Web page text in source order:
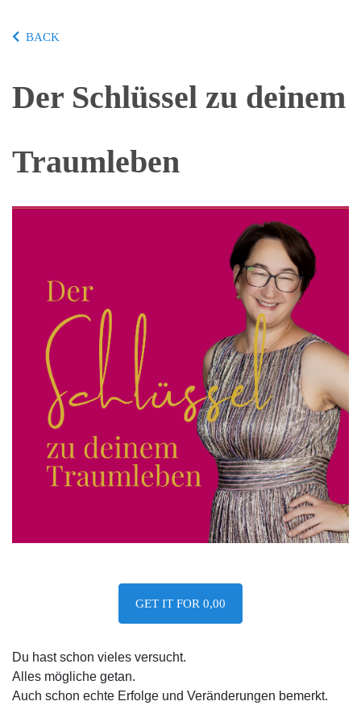
BACK
Der Schlüssel zu deinem
Traumleben
GET IT FOR 0,00
Du hast schon vieles versucht.
Alles mögliche getan.
Auch schon echte Erfolge und Veränderungen bemerkt.